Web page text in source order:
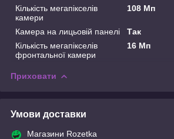
Кількість мегапікселів
камери
108 Мп
Камера на лицьовій панелі
Так
Кількість мегапікселів
фронтальної камери
16 Мп
Приховати
Умови доставки
Магазини Rozetka